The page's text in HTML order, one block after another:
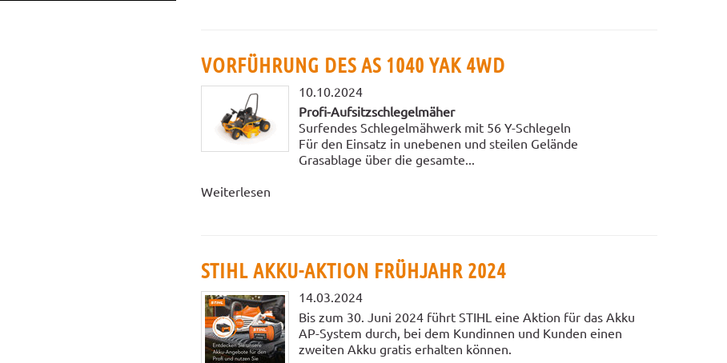
VORFÜHRUNG DES AS 1040 YAK 4WD
10.10.2024
Profi-Aufsitzschlegelmäher
Surfendes Schlegelmähwerk mit 56 Y-Schlegeln
Für den Einsatz in unebenen und steilen Gelände
Grasablage über die gesamte...
Weiterlesen
STIHL AKKU-AKTION FRÜHJAHR 2024
14.03.2024
Bis zum 30. Juni 2024 führt STIHL eine Aktion für das Akku
AP-System durch, bei dem Kundinnen und Kunden einen
zweiten Akku gratis erhalten können.